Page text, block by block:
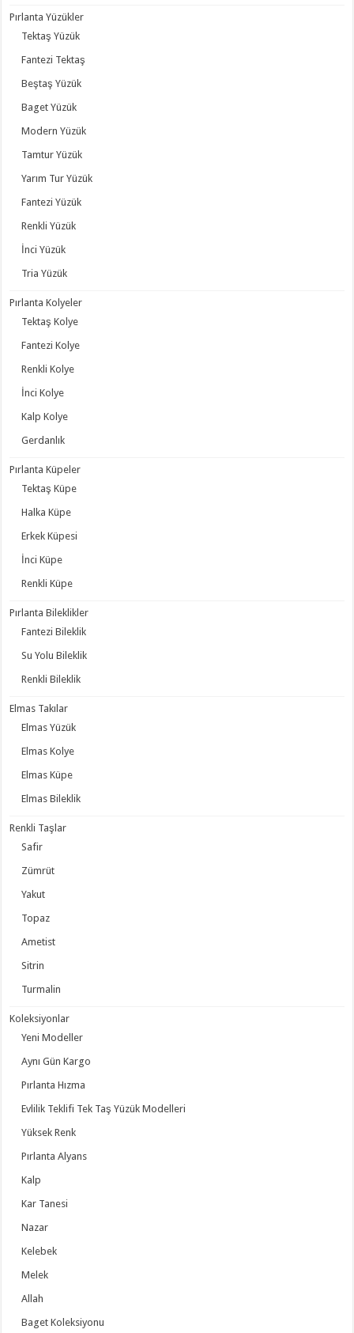
Pırlanta Yüzükler
Tektaş Yüzük
Fantezi Tektaş
Beştaş Yüzük
Baget Yüzük
Modern Yüzük
Tamtur Yüzük
Yarım Tur Yüzük
Fantezi Yüzük
Renkli Yüzük
İnci Yüzük
Tria Yüzük
Pırlanta Kolyeler
Tektaş Kolye
Fantezi Kolye
Renkli Kolye
İnci Kolye
Kalp Kolye
Gerdanlık
Pırlanta Küpeler
Tektaş Küpe
Halka Küpe
Erkek Küpesi
İnci Küpe
Renkli Küpe
Pırlanta Bileklikler
Fantezi Bileklik
Su Yolu Bileklik
Renkli Bileklik
Elmas Takılar
Elmas Yüzük
Elmas Kolye
Elmas Küpe
Elmas Bileklik
Renkli Taşlar
Safir
Zümrüt
Yakut
Topaz
Ametist
Sitrin
Turmalin
Koleksiyonlar
Yeni Modeller
Aynı Gün Kargo
Pırlanta Hızma
Evlilik Teklifi Tek Taş Yüzük Modelleri
Yüksek Renk
Pırlanta Alyans
Kalp
Kar Tanesi
Nazar
Kelebek
Melek
Allah
Baget Koleksiyonu